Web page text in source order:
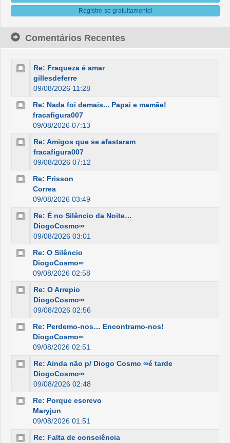
Registre-se gratuitamente!
Comentários Recentes
Re: Fraqueza é amar
gillesdeferre
09/08/2026 11:28
Re: Nada foi demais... Papai e mamãe!
fracafigura007
09/08/2026 07:13
Re: Amigos que se afastaram
fracafigura007
09/08/2026 07:12
Re: Frisson
Correa
09/08/2026 03:49
Re: É no Silêncio da Noite…
DiogoCosmo∞
09/08/2026 03:01
Re: O Silêncio
DiogoCosmo∞
09/08/2026 02:58
Re: O Arrepio
DiogoCosmo∞
09/08/2026 02:56
Re: Perdemo-nos… Encontramo-nos!
DiogoCosmo∞
09/08/2026 02:51
Re: Ainda não p/ Diogo Cosmo ∞é tarde
DiogoCosmo∞
09/08/2026 02:48
Re: Porque escrevo
Maryjun
09/08/2026 01:51
Re: Falta de consciência